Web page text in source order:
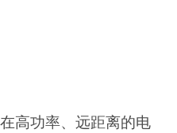
高功率、远距离的电